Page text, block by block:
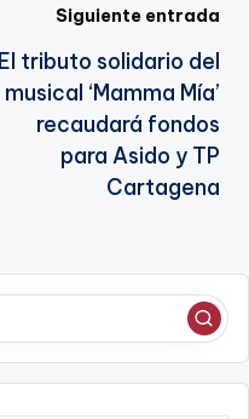
Siguiente entrada
El tributo solidario del
musical ‘Mamma Mía’
recaudará fondos
para Asido y TP
Cartagena